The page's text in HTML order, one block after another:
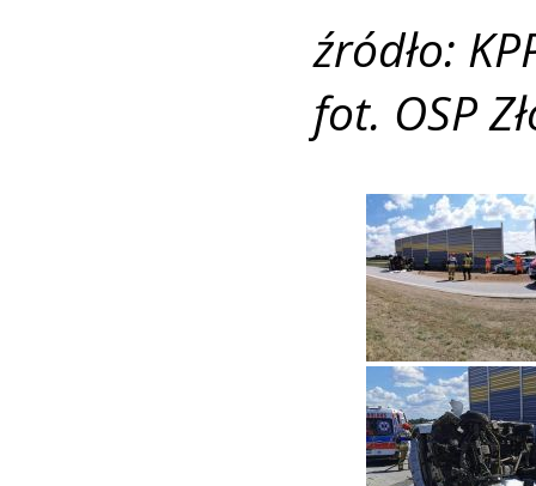
źródło:
fot. OSP